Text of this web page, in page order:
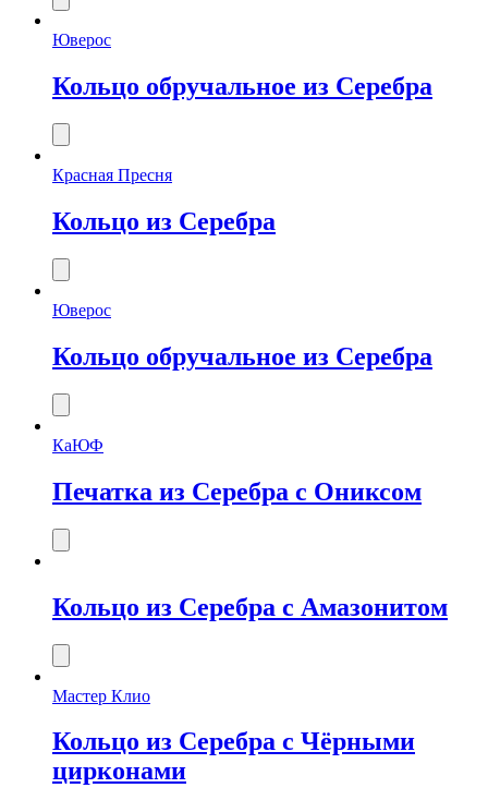
Юверос
Кольцо обручальное из Серебра
Красная Пресня
Кольцо из Серебра
Юверос
Кольцо обручальное из Серебра
КаЮФ
Печатка из Серебра с Ониксом
Кольцо из Серебра с Амазонитом
Мастер Клио
Кольцо из Серебра с Чёрными
цирконами